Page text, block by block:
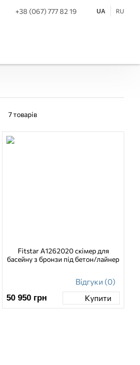
+38 (067) 777 82 19 UA RU
7товарів
Fitstar А1262020 скімер для
басейну з бронзи під бетон/лайнер
Відгуки (0)
50 950 грн Купити